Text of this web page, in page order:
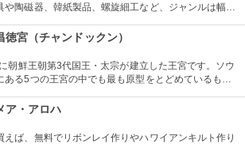
や陶磁器、韓紙製品、螺旋細工など、ジャンルは幅広
商品を見ることができます。
徳宮（チャンドックン）
朝鮮王朝第3代国王・太宗が建立した王宮です。ソウ
ある5つの王宮の中でも最も原型をとどめているもの
て消失されてから再建までの270年間、王宮として使
た。
ア・アロハ
えば、無料でリボンレイ作りやハワイアンキルト作り